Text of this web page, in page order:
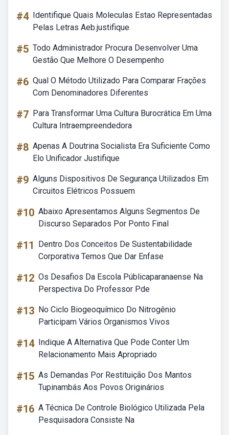
#4 Identifique Quais Moleculas Estao Representadas
Pelas Letras Aeb.justifique
#5 Todo Administrador Procura Desenvolver Uma
Gestão Que Melhore O Desempenho
#6 Qual O Método Utilizado Para Comparar Frações
Com Denominadores Diferentes
#7 Para Transformar Uma Cultura Burocrática Em Uma
Cultura Intraempreendedora
#8 Apenas A Doutrina Socialista Era Suficiente Como
Elo Unificador Justifique
#9 Alguns Dispositivos De Segurança Utilizados Em
Circuitos Elétricos Possuem
#10 Abaixo Apresentamos Alguns Segmentos De
Discurso Separados Por Ponto Final
#11
Dentro Dos Conceitos De Sustentabilidade
Corporativa Temos Que Dar Enfase
#12 Os Desafios Da Escola Públicaparanaense Na
Perspectiva Do Professor Pde
#13 No Ciclo Biogeoquímico Do Nitrogênio
Participam Vários Organismos Vivos
#14 Indique A Alternativa Que Pode Conter Um
Relacionamento Mais Apropriado
#15 As Demandas Por Restituição Dos Mantos
Tupinambás Aos Povos Originários
#16 A Técnica De Controle Biológico Utilizada Pela
Pesquisadora Consiste Na